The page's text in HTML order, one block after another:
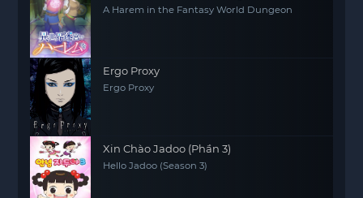
A Harem in the Fantasy World Dungeon
Ergo Proxy
Ergo Proxy
Xin Chào Jadoo (Phần 3)
Hello Jadoo (Season 3)